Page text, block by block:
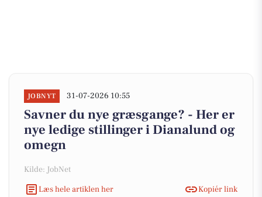
JOBNYT 31-07-2026 10:55
Savner du nye græsgange? - Her er
nye ledige stillinger i Dianalund og
omegn
Kilde: JobNet
Læs hele artiklen her
Kopiér link